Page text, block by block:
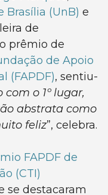
Brasília (UnB) e
de
prêmio de
de Apoio
(FAPDF), sentiu-
com o 1º lugar,
abstrata como
feliz”, celebra.
FAPDF de
(CTI)
se destacaram